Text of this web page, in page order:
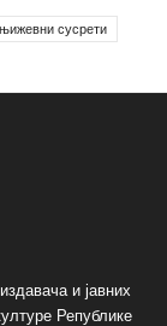
сусрети
и јавних
Републике